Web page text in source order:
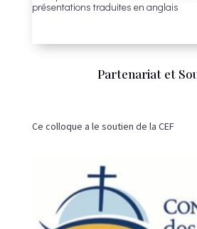
présentations traduites en anglais
Partenariat et
Ce colloque a le soutien de la CEF